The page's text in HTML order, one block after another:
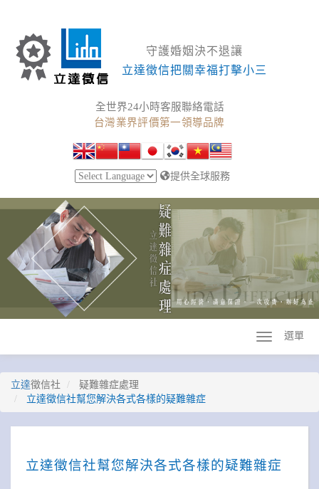
守護婚姻決不退讓
立達徵信把關幸福打擊小三
全世界24小時客服聯絡電話
台灣業界評價第一領導品牌
提供全球服務
選單
立達徵信社
疑難雜症處理
立達徵信社幫您解決各式各樣的疑難雜症
立達徵信社幫您解決各式各樣的疑難雜症